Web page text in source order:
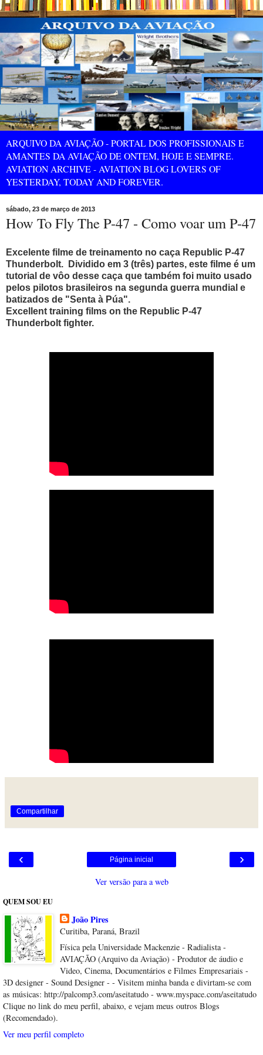
ARQUIVO DA AVIAÇÃO - PORTAL DOS PROFISSIONAIS E
AMANTES DA AVIAÇÃO DE ONTEM, HOJE E SEMPRE.
AVIATION ARCHIVE - AVIATION BLOG LOVERS OF
YESTERDAY, TODAY AND FOREVER.
sábado, 23 de março de 2013
How To Fly The P-47 - Como voar um P-47
Excelente filme de treinamento no caça Republic P-47
Thunderbolt. Dividido em 3 (três) partes, este filme é um
tutorial de vôo desse caça que também foi muito usado
pelos pilotos brasileiros na segunda guerra mundial e
batizados de "Senta à Púa".
Excellent training films on the Republic P-47
Thunderbolt fighter.
Compartilhar
‹ ›
Página inicial
Ver versão para a web
QUEM SOU EU
João Pires
Curitiba, Paraná, Brazil
Física pela Universidade Mackenzie - Radialista -
AVIAÇÃO (Arquivo da Aviação) - Produtor de áudio e
Video, Cinema, Documentários e Filmes Empresariais -
3D designer - Sound Designer - - Visitem minha banda e divirtam-se com
as músicas: http://palcomp3.com/aseitatudo - www.myspace.com/aseitatudo
Clique no link do meu perfil, abaixo, e vejam meus outros Blogs
(Recomendado).
Ver meu perfil completo